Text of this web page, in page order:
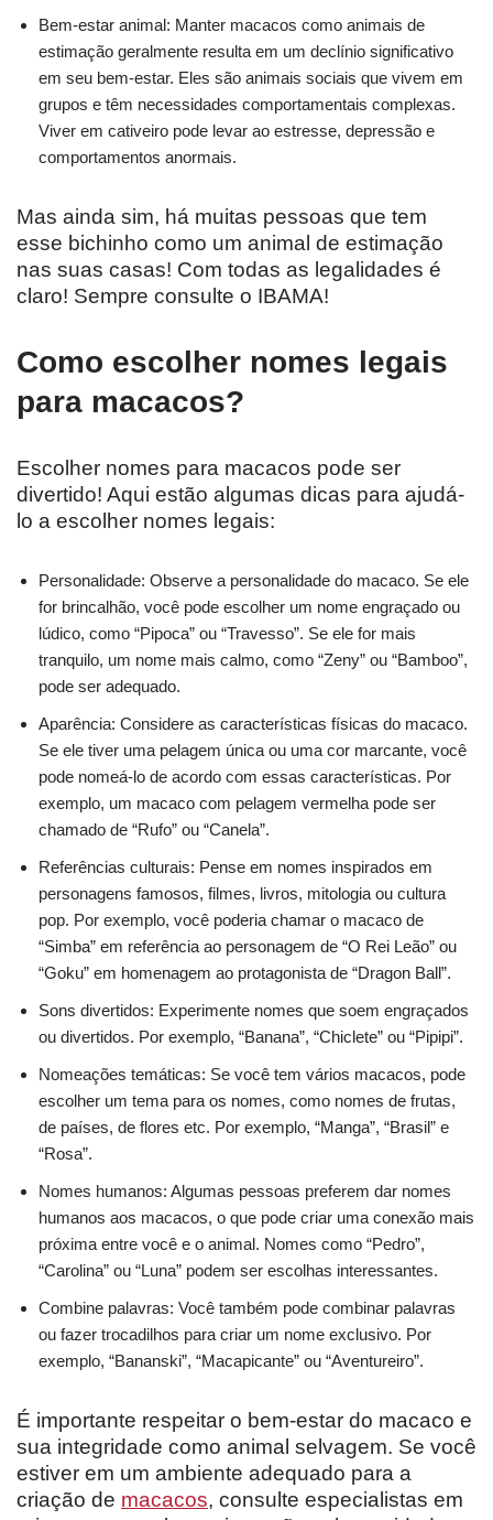
Bem-estar animal: Manter macacos como animais de
estimação geralmente resulta em um declínio significativo
em seu bem-estar. Eles são animais sociais que vivem em
grupos e têm necessidades comportamentais complexas.
Viver em cativeiro pode levar ao estresse, depressão e
comportamentos anormais.
Mas ainda sim, há muitas pessoas que tem
esse bichinho como um animal de estimação
nas suas casas! Com todas as legalidades é
claro! Sempre consulte o IBAMA!
Como escolher nomes legais
para macacos?
Escolher nomes para macacos pode ser
divertido! Aqui estão algumas dicas para ajudá-
lo a escolher nomes legais:
Personalidade: Observe a personalidade do macaco. Se ele
for brincalhão, você pode escolher um nome engraçado ou
lúdico, como “Pipoca” ou “Travesso”. Se ele for mais
tranquilo, um nome mais calmo, como “Zeny” ou “Bamboo”,
pode ser adequado.
Aparência: Considere as características físicas do macaco.
Se ele tiver uma pelagem única ou uma cor marcante, você
pode nomeá-lo de acordo com essas características. Por
exemplo, um macaco com pelagem vermelha pode ser
chamado de “Rufo” ou “Canela”.
Referências culturais: Pense em nomes inspirados em
personagens famosos, filmes, livros, mitologia ou cultura
pop. Por exemplo, você poderia chamar o macaco de
“Simba” em referência ao personagem de “O Rei Leão” ou
“Goku” em homenagem ao protagonista de “Dragon Ball”.
Sons divertidos: Experimente nomes que soem engraçados
ou divertidos. Por exemplo, “Banana”, “Chiclete” ou “Pipipi”.
Nomeações temáticas: Se você tem vários macacos, pode
escolher um tema para os nomes, como nomes de frutas,
de países, de flores etc. Por exemplo, “Manga”, “Brasil” e
“Rosa”.
Nomes humanos: Algumas pessoas preferem dar nomes
humanos aos macacos, o que pode criar uma conexão mais
próxima entre você e o animal. Nomes como “Pedro”,
“Carolina” ou “Luna” podem ser escolhas interessantes.
Combine palavras: Você também pode combinar palavras
ou fazer trocadilhos para criar um nome exclusivo. Por
exemplo, “Bananski”, “Macapicante” ou “Aventureiro”.
É importante respeitar o bem-estar do macaco e
sua integridade como animal selvagem. Se você
estiver em um ambiente adequado para a
criação de macacos, consulte especialistas em